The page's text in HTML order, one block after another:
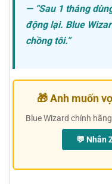
— “Sau 1 tháng
động lại. Blue
chồng tôi.”
🎁 Anh muốn
Blue Wizard chính
💬 Nhắn